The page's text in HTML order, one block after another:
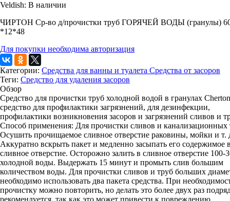
Veldish: В наличии
ЧИРТОН Ср-во д/прочистки труб ГОРЯЧЕЙ ВОДЫ (гранулы)
*12*48
Для покупки необходима авторизация
Категории: Средства для ванны и туалета Средства от засоров
Теги: Средство для удаления засоров
Обзор
Средство для прочистки труб холодной водой в гранулах
средство для профилактики загрязнений, для дезинфекции,
профилактики возникновения засоров и загрязнений сливов и
Способ применения: Для прочистки сливов и канализационных
Осушить прочищаемое сливное отверстие раковины, мойки и т.
Аккуратно вскрыть пакет и медленно засыпать его содержимое
сливное отверстие. Осторожно залить в сливное отверстие 100-
холодной воды. Выдержать 15 минут и промыть слив большим
количеством воды. Для прочистки сливов и труб больших
необходимо использовать два пакета средства. При
прочистку можно повторить, но делать это более двух раз
рекомендуется, так как это может привести к повреждению